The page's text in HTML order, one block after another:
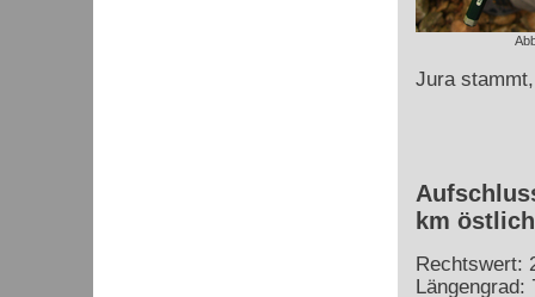
Jura
km
Rechtswert:
Längengrad: